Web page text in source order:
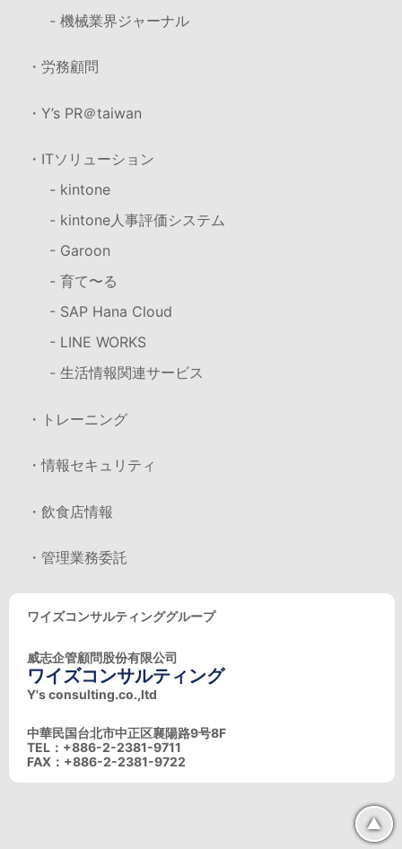
- 機械業界ジャーナル
・労務顧問
・Y’s PR＠taiwan
・ITソリューション
- kintone
- kintone人事評価システム
- Garoon
- 育て〜る
- SAP Hana Cloud
- LINE WORKS
- 生活情報関連サービス
・トレーニング
・情報セキュリティ
・飲食店情報
・管理業務委託
ワイズコンサルティンググループ
威志企管顧問股份有限公司
ワイズコンサルティング
Y's consulting.co.,ltd
中華民国台北市中正区襄陽路9号8F
TEL：+886-2-2381-9711
FAX：+886-2-2381-9722
▲